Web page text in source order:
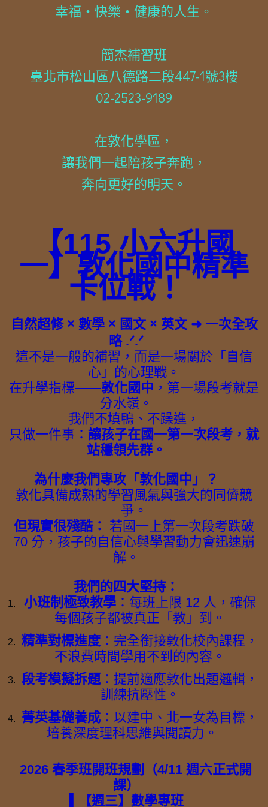
幸福・快樂・健康的人生。
簡杰補習班
臺北市松山區八德路二段447-1號3樓
02-2523-9189
在敦化學區，
讓我們一起陪孩子奔跑，
奔向更好的明天。
【115 小六升國
一】敦化國中精準
卡位戰！
自然超修 × 數學 × 國文 × 英文 ➜ 一次全攻
略 .ᐟ.ᐟ
這不是一般的補習，而是一場關於「自信
心」的心理戰。
在升學指標——敦化國中 ，第一場段考就是
分水嶺。
我們不填鴨、不躁進，
只做一件事： 讓孩子在國一第一次段考，就
站穩領先群。
為什麼我們專攻「敦化國中」？
敦化具備成熟的學習風氣與強大的同儕競
爭。
但現實很殘酷： 若國一上第一次段考跌破
70 分，孩子的自信心與學習動力會迅速崩
解。
我們的四大堅持：
小班制極致教學 ：每班上限 12 人，確保
每個孩子都被真正「教」到。
精準對標進度 ：完全銜接敦化校內課程，
不浪費時間學用不到的內容。
段考模擬拆題：提前適應敦化出題邏輯，
訓練抗壓性。
菁英基礎養成 ：以建中、北一女為目標，
培養深度理科思維與閱讀力。
2026 春季班開班規劃（4/11 週六正式開
課）
▌【週三】數學專班